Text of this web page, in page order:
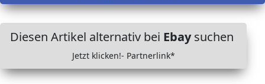
Diesen Artikel alternativ bei Ebaysuchen
Jetzt klicken!- Partnerlink*